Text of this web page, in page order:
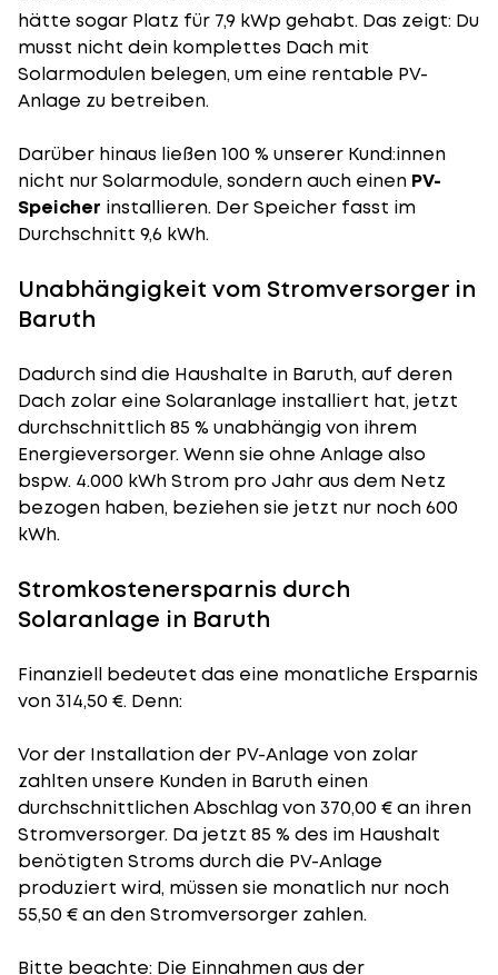
hätte sogar Platz für 7,9 kWp gehabt. Das zeigt: Du
musst nicht dein komplettes Dach mit
Solarmodulen belegen, um eine rentable PV-
Anlage zu betreiben.
Darüber hinaus ließen 100 % unserer Kund:innen
nicht nur Solarmodule, sondern auch einen PV-
Speicher installieren. Der Speicher fasst im
Durchschnitt 9,6 kWh.
Unabhängigkeit vom Stromversorger in
Baruth
Dadurch sind die Haushalte in Baruth, auf deren
Dach zolar eine Solaranlage installiert hat, jetzt
durchschnittlich 85 % unabhängig von ihrem
Energieversorger. Wenn sie ohne Anlage also
bspw. 4.000 kWh Strom pro Jahr aus dem Netz
bezogen haben, beziehen sie jetzt nur noch 600
kWh.
Stromkostenersparnis durch
Solaranlage in Baruth
Finanziell bedeutet das eine monatliche Ersparnis
von 314,50 €. Denn:
Vor der Installation der PV-Anlage von zolar
zahlten unsere Kunden in Baruth einen
durchschnittlichen Abschlag von 370,00 € an ihren
Stromversorger. Da jetzt 85 % des im Haushalt
benötigten Stroms durch die PV-Anlage
produziert wird, müssen sie monatlich nur noch
55,50 € an den Stromversorger zahlen.
Bitte beachte: Die Einnahmen aus der